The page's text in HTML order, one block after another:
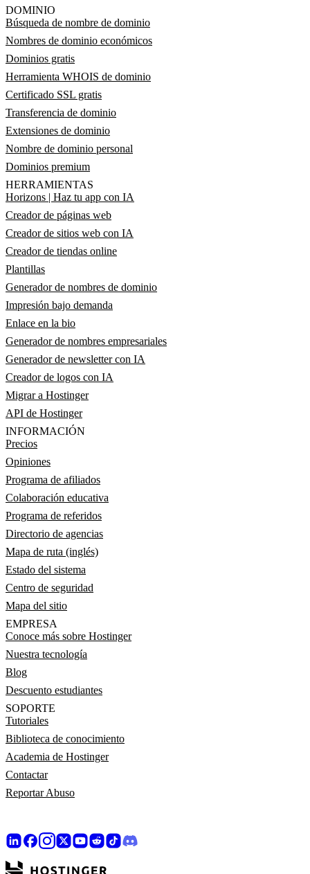
DOMINIO
Búsqueda de nombre de dominio
Nombres de dominio económicos
Dominios gratis
Herramienta WHOIS de dominio
Certificado SSL gratis
Transferencia de dominio
Extensiones de dominio
Nombre de dominio personal
Dominios premium
HERRAMIENTAS
Horizons | Haz tu app con IA
Creador de páginas web
Creador de sitios web con IA
Creador de tiendas online
Plantillas
Generador de nombres de dominio
Impresión bajo demanda
Enlace en la bio
Generador de nombres empresariales
Generador de newsletter con IA
Creador de logos con IA
Migrar a Hostinger
API de Hostinger
INFORMACIÓN
Precios
Opiniones
Programa de afiliados
Colaboración educativa
Programa de referidos
Directorio de agencias
Mapa de ruta (inglés)
Estado del sistema
Centro de seguridad
Mapa del sitio
EMPRESA
Conoce más sobre Hostinger
Nuestra tecnología
Blog
Descuento estudiantes
SOPORTE
Tutoriales
Biblioteca de conocimiento
Academia de Hostinger
Contactar
Reportar Abuso